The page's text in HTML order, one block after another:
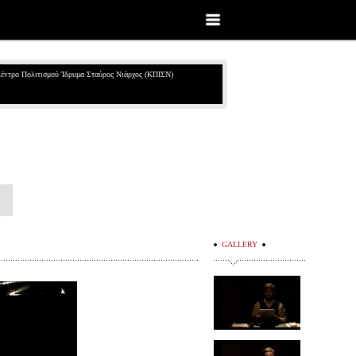
Πολιτισμού Ίδρυμα Σταύρος Νιάρχος (ΚΠΙΣΝ)
GALLERY